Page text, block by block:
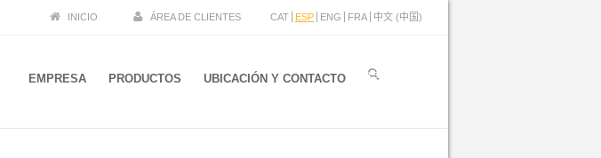
INICIO ÁREA DE CLIENTES CAT ESP ENG FRA 中文 (中国)
EMPRESA PRODUCTOS UBICACIÓN Y CONTACTO